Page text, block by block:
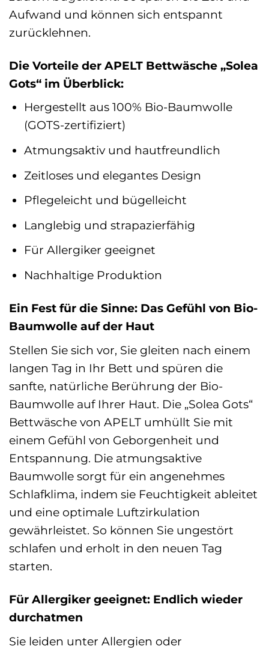
Aufwand und können sich entspannt
zurücklehnen.
Die Vorteile der APELT Bettwäsche „Solea
Gots“ im Überblick:
Hergestellt aus 100% Bio-Baumwolle
(GOTS-zertifiziert)
Atmungsaktiv und hautfreundlich
Zeitloses und elegantes Design
Pflegeleicht und bügelleicht
Langlebig und strapazierfähig
Für Allergiker geeignet
Nachhaltige Produktion
Ein Fest für die Sinne: Das Gefühl von Bio-
Baumwolle auf der Haut
Stellen Sie sich vor, Sie gleiten nach einem
langen Tag in Ihr Bett und spüren die
sanfte, natürliche Berührung der Bio-
Baumwolle auf Ihrer Haut. Die „Solea Gots“
Bettwäsche von APELT umhüllt Sie mit
einem Gefühl von Geborgenheit und
Entspannung. Die atmungsaktive
Baumwolle sorgt für ein angenehmes
Schlafklima, indem sie Feuchtigkeit ableitet
und eine optimale Luftzirkulation
gewährleistet. So können Sie ungestört
schlafen und erholt in den neuen Tag
starten.
Für Allergiker geeignet: Endlich wieder
durchatmen
Sie leiden unter Allergien oder